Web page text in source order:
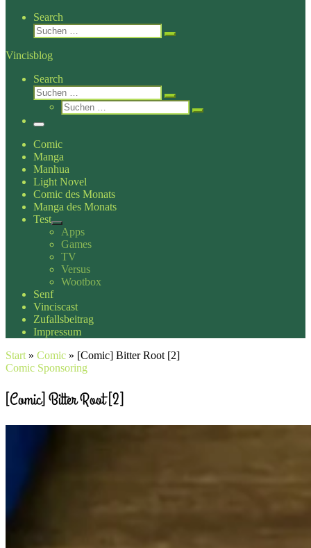
Search
Suche
Suchen …
Vincisblog
Search
Suche
Suchen …
Suche
Suchen …
Menü
Comic
Manga
Manhua
Light Novel
Comic des Monats
Manga des Monats
Test
Apps
Games
TV
Versus
Wootbox
Senf
Vinciscast
Zufallsbeitrag
Impressum
Start » Comic » [Comic] Bitter Root [2]
Comic Sponsoring
[Comic] Bitter Root [2]